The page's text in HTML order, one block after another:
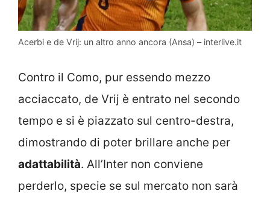
Acerbi e de Vrij: un altro anno ancora (Ansa) – interlive.it
Contro il Como, pur essendo mezzo
acciaccato, de Vrij è entrato nel secondo
tempo e si è piazzato sul centro-destra,
dimostrando di poter brillare anche per
adattabilità. All’Inter non conviene
perderlo, specie se sul mercato non sarà